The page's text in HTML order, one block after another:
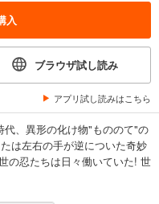
入
ブラウザ試し読み
アプリ試し読みはこちら
、異形の化け物"もののて"の
は左右の手が逆についた奇妙
忍たちは日々働いていた! 世